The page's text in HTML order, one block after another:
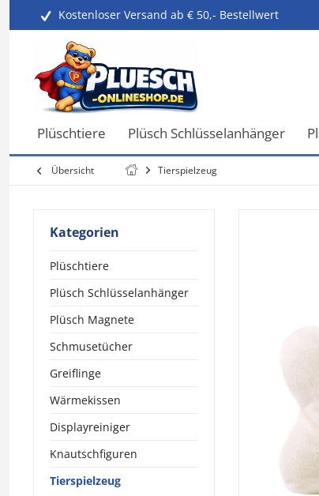
Kostenloser Versand ab € 50,- Bestellwert
Plüschtiere Plüsch Schlüsselanhänger
Übersicht Tierspielzeug
Kategorien
Plüschtiere
Plüsch Schlüsselanhänger
Plüsch Magnete
Schmusetücher
Greiflinge
Wärmekissen
Displayreiniger
Knautschfiguren
Tierspielzeug